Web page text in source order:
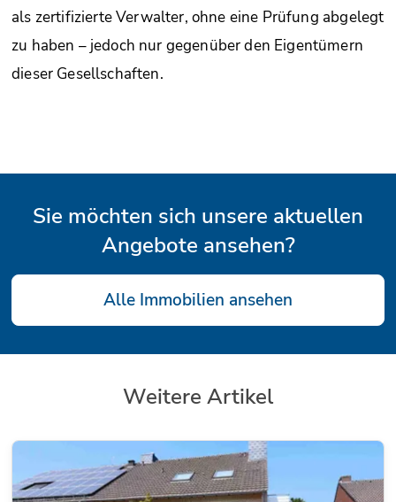
als zertifizierte Verwalter, ohne eine Prüfung abgelegt
zu haben – jedoch nur gegenüber den Eigentümern
dieser Gesellschaften.
Sie möchten sich unsere aktuellen
Angebote ansehen?
Alle Immobilien ansehen
Weitere Artikel